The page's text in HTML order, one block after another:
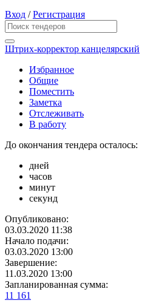
Вход /Регистрация
Штрих-корректор канцелярский
Избранное
Общие
Поместить
Заметка
Отслеживать
В работу
До окончания тендера осталось:
дней
часов
минут
секунд
Опубликовано:
03.03.2020 11:38
Начало подачи:
03.03.2020 13:00
Завершение:
11.03.2020 13:00
Запланированная сумма:
11 161